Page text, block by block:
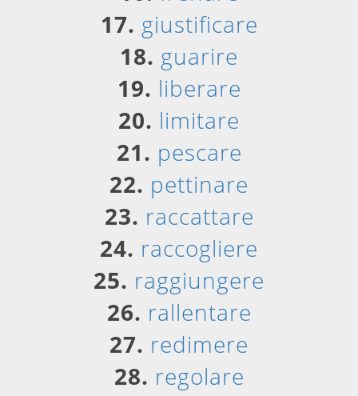
17. giustificare
18. guarire
19. liberare
20. limitare
21. pescare
22. pettinare
23. raccattare
24. raccogliere
25. raggiungere
26. rallentare
27. redimere
28. regolare